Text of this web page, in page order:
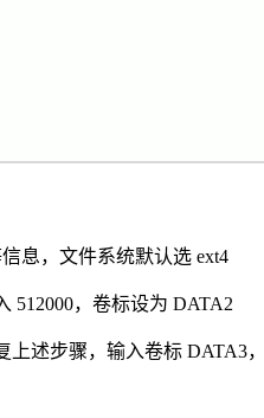
息，文件系统默认选 ext4
512000，卷标设为 DATA2
述步骤，输入卷标 DATA3